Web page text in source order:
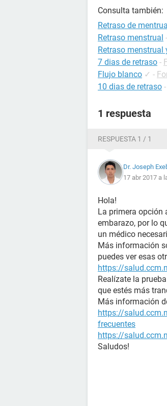
Consulta también:
Retraso de
Retraso menstrual -
Retraso
7 dias de retraso -
Flujo blanco ✓ -
10 dias de retraso -
1 respuesta
RESPUESTA 1 / 1
Dr. Joseph
17 abr 2017 a
Hola!
La primera opción
embarazo, por lo
un médico
Más información
puedes ver esas
https://
Realízate la
que estés más
Más información
https://
frecuentes
https://
Saludos!